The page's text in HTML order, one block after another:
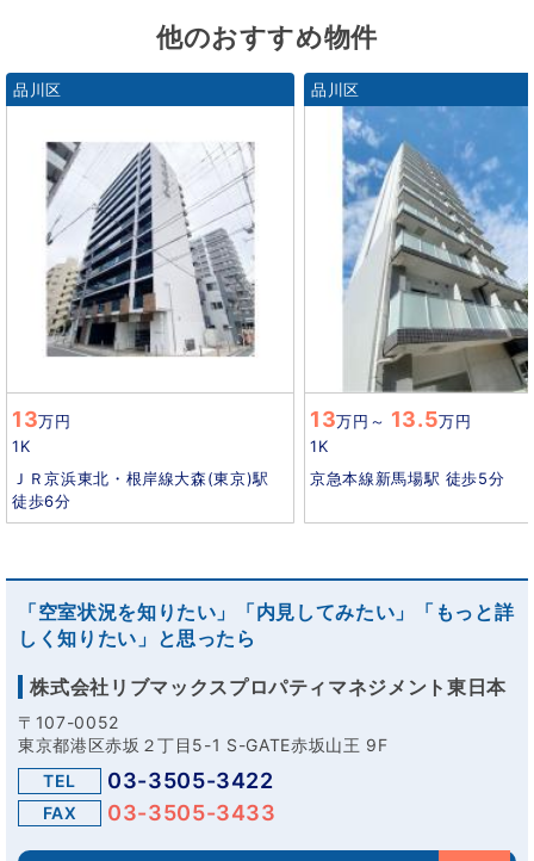
他のおすすめ物件
品川区
13万円
1K
ＪＲ京浜東北・根岸線大森(東京)駅
徒歩6分
品川区
13万円 ～ 13.5万円
1K
京急本線新馬場駅 徒歩5分
「空室状況を知りたい」「内見してみたい」「もっと詳
しく知りたい」と思ったら
株式会社リブマックスプロパティマネジメント東日本
〒107-0052
東京都港区赤坂２丁目5-1 S-GATE赤坂山王 9F
TEL
03-3505-3422
FAX 03-3505-3433